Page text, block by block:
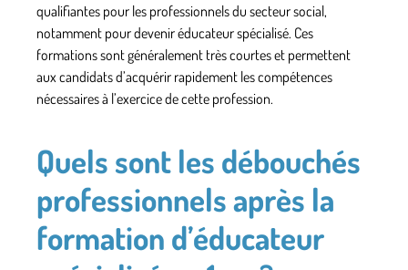
qualifiantes pour les professionnels du secteur social,
notamment pour devenir éducateur spécialisé. Ces
formations sont généralement très courtes et permettent
aux candidats d’acquérir rapidement les compétences
nécessaires à l’exercice de cette profession.
Quels sont les débouchés
professionnels après la
formation d’éducateur